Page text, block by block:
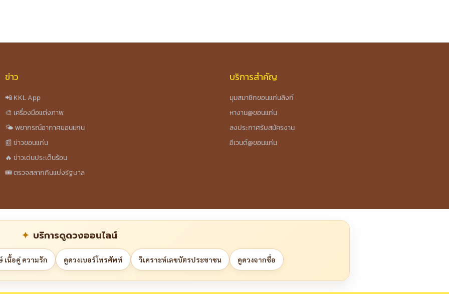
ข่าว
📲 KKL App
🎨 เครื่องมือแต่งภาพ
🌤️ พยากรณ์อากาศขอนแก่น
📰 ข่าวขอนแก่น
🔥 ข่าวเด่นประเด็นร้อน
🎟️ ตรวจสลากกินแบ่งรัฐบาล
บริการสำคัญ
มุมสมาชิกขอนแก่นลิงก์
หางาน@ขอนแก่น
ลงประกาศรับสมัครงาน
อีเวนต์@ขอนแก่น
บริการดูดวงออนไลน์
เนื้อคู่ ความรัก ดูดวงเบอร์โทรศัพท์ วิเคราะห์เลขบัตรประชาชน ดูดวงจากชื่อ